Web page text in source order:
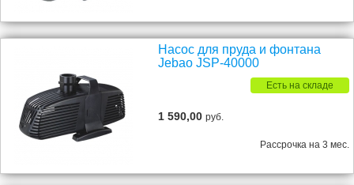
Насос для пруда и фонтана
Jebao JSP-40000
Есть на складе
1 590,00руб.
Рассрочка на 3 мес.